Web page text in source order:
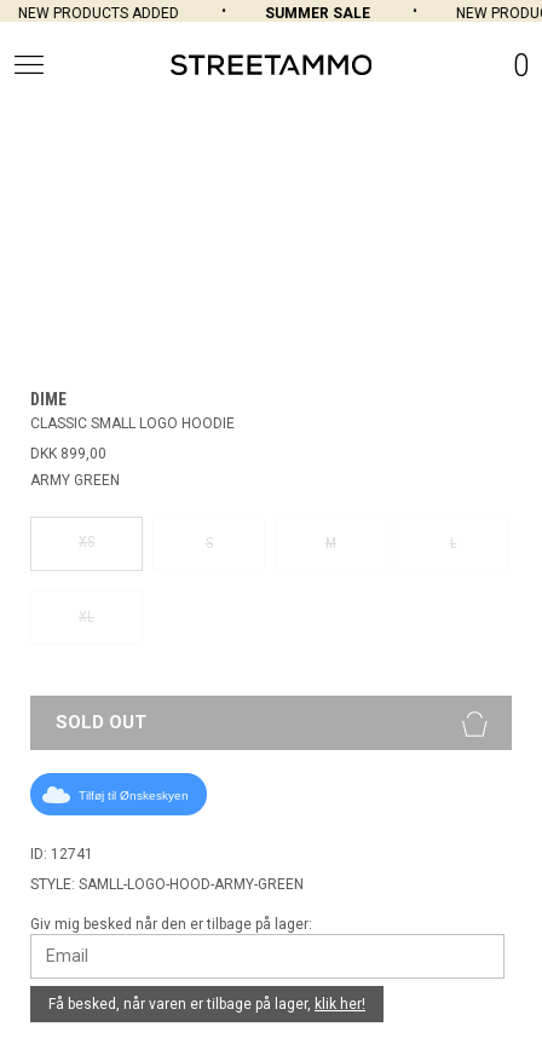
NEW PRODUCTS ADDED SUMMER SALE NEW
0
DIME
CLASSIC SMALL LOGO HOODIE
DKK 899,00
ARMY GREEN
XS S M L
XL
SOLD OUT
Tilføj til Ønskeskyen
ID: 12741
STYLE: SAMLL-LOGO-HOOD-ARMY-GREEN
Giv mig besked når den er tilbage på lager:
Få besked, når varen er tilbage på lager, klik her!